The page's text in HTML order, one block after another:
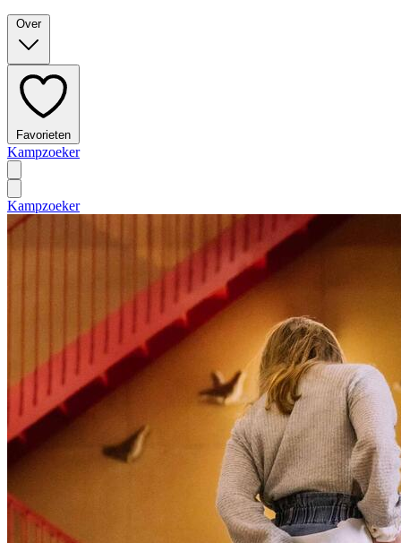
Over
Favorieten
Kampzoeker
Kampzoeker